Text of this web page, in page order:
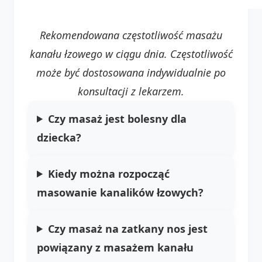
Rekomendowana częstotliwość masażu
kanału łzowego w ciągu dnia. Częstotliwość
może być dostosowana indywidualnie po
konsultacji z lekarzem.
Czy masaż jest bolesny dla
dziecka?
Kiedy można rozpocząć
masowanie kanalików łzowych?
Czy masaż na zatkany nos jest
powiązany z masażem kanału